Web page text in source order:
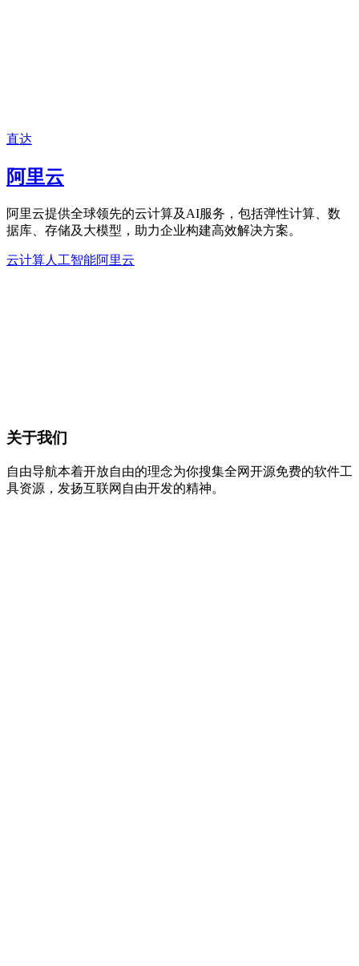
直达
阿里云
阿里云提供全球领先的云计算及AI服务，包括弹性计算、数
据库、存储及大模型，助力企业构建高效解决方案。
云计算人工智能阿里云
关于我们
自由导航本着开放自由的理念为你搜集全网开源免费的软件工
具资源，发扬互联网自由开发的精神。